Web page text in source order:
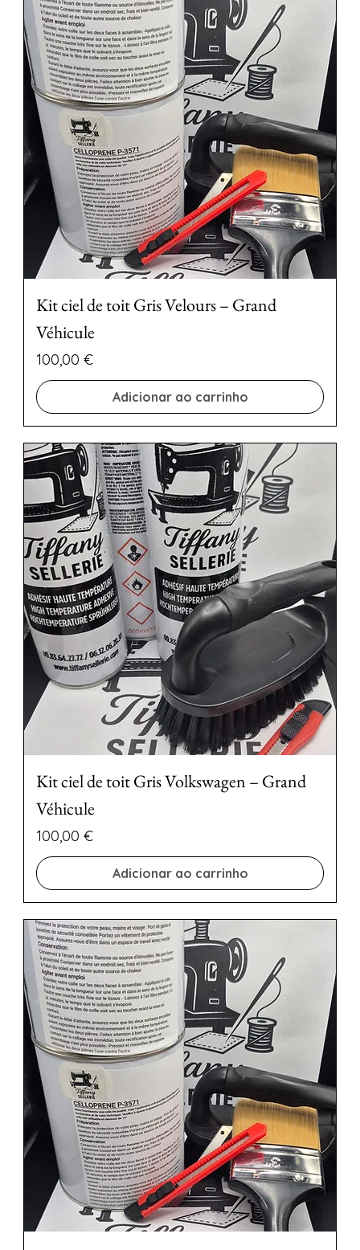
Kit ciel de toit Gris Velours – Grand
Véhicule
Preço
100,00 €
Adicionar ao carrinho
Kit ciel de toit Gris Volkswagen – Grand
Véhicule
Preço
100,00 €
Adicionar ao carrinho